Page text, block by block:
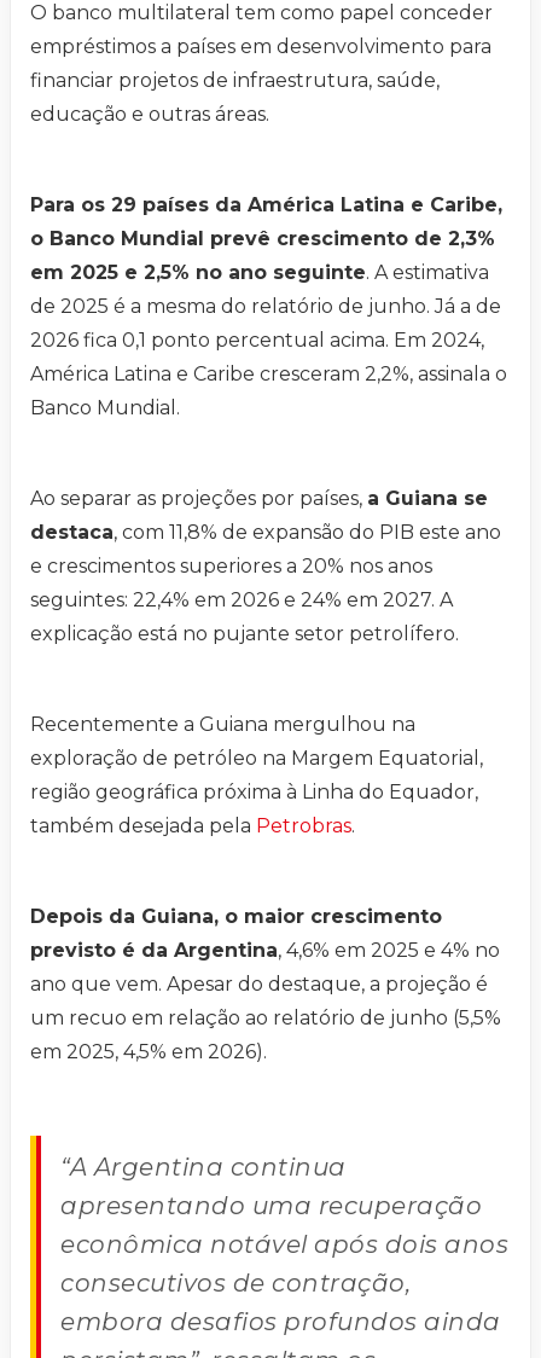
O banco multilateral tem como papel conceder
empréstimos a países em desenvolvimento para
financiar projetos de infraestrutura, saúde,
educação e outras áreas.
Para os 29 países da América Latina e Caribe,
o Banco Mundial prevê crescimento de 2,3%
em 2025 e 2,5% no ano seguinte. A estimativa
de 2025 é a mesma do relatório de junho. Já a de
2026 fica 0,1 ponto percentual acima. Em 2024,
América Latina e Caribe cresceram 2,2%, assinala o
Banco Mundial.
Ao separar as projeções por países, a Guiana se
destaca, com 11,8% de expansão do PIB este ano
e crescimentos superiores a 20% nos anos
seguintes: 22,4% em 2026 e 24% em 2027. A
explicação está no pujante setor petrolífero.
Recentemente a Guiana mergulhou na
exploração de petróleo na Margem Equatorial,
região geográfica próxima à Linha do Equador,
também desejada pela Petrobras.
Depois da Guiana, o maior crescimento
previsto é da Argentina, 4,6% em 2025 e 4% no
ano que vem. Apesar do destaque, a projeção é
um recuo em relação ao relatório de junho (5,5%
em 2025, 4,5% em 2026).
“A Argentina continua
apresentando uma recuperação
econômica notável após dois anos
consecutivos de contração,
embora desafios profundos ainda